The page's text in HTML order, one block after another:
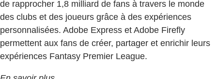
de rapprocher 1,8 milliard de fans à travers le monde
des clubs et des joueurs grâce à des expériences
personnalisées. Adobe Express et Adobe Firefly
permettent aux fans de créer, partager et enrichir leurs
expériences Fantasy Premier League.